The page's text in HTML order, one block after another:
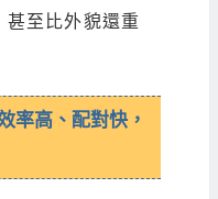
甚至比外貌還重
率高、配對快，